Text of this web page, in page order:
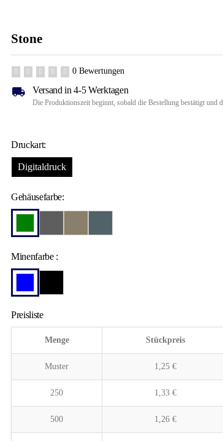
Stone
0 Bewertungen
Versand in 4-5 Werktagen
Die Produktionszeit beginnt, sobald die Bestellung bestätigt und
Druckart:
Digitaldruck
Gehäusefarbe:
Minenfarbe :
Preisliste
Menge Stückpreis
Muster 1,25 €
250 1,33 €
500 1,26 €